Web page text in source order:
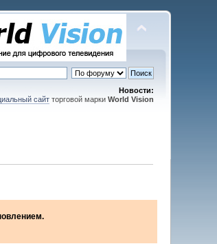
Новости:
сайтторговой марки World Vision